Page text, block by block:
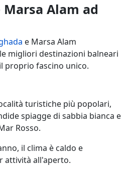
Alam ad
e Marsa Alam
migliori destinazioni balneari
proprio fascino unico.
turistiche più popolari,
spiagge di sabbia bianca e
Rosso.
il clima è caldo e
attività all'aperto.